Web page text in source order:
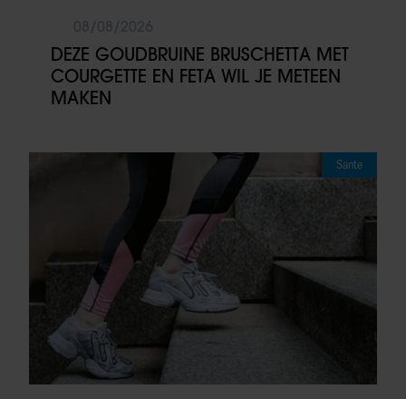
DEZE GOUDBRUINE BRUSCHETTA MET
COURGETTE EN FETA WIL JE METEEN
MAKEN
Sante